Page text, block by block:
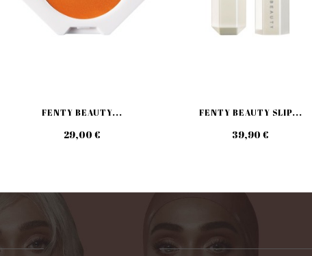
FENTY BEAUTY...
29,00 €
FENTY BEAUTY SLIP...
39,90 €